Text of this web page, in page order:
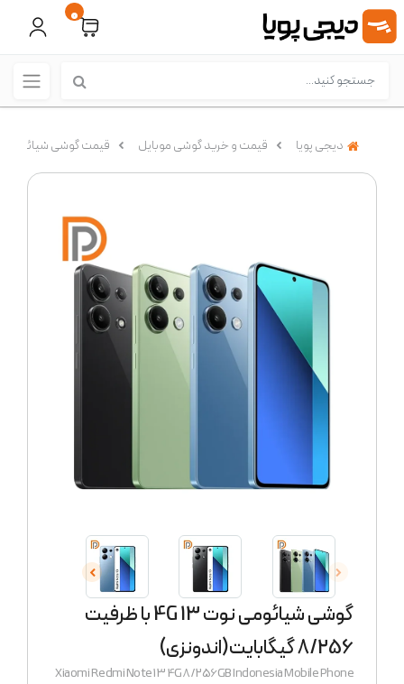
0
دیجی پویا قیمت و خرید گوشی موبایل قیمت گوشی شیائومی (Xiaomi)
گوشی شیائومی نوت 13 4G با ظرفیت
8/256 گیگابایت(اندونزی)
Xiaomi Redmi Note 13 4G 8/256GB Indonesia Mobile Phone